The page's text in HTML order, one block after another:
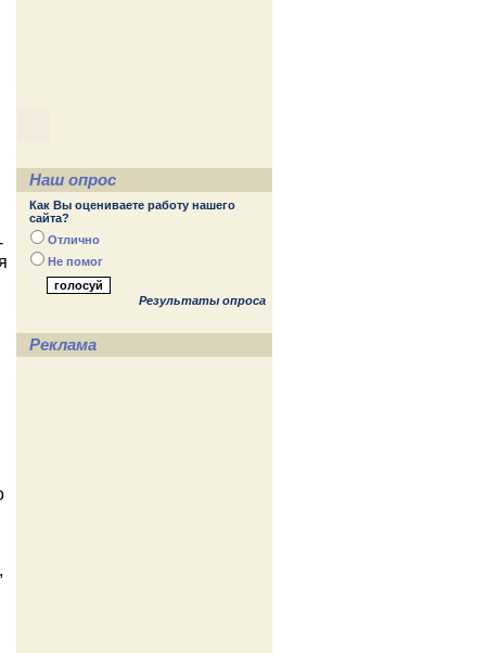
Наш опрос
Как Вы оцениваете работу нашего
сайта?
Отлично
Не помог
Результаты опроса
Реклама